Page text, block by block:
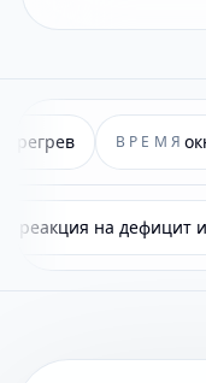
и часы пик
и часы пик